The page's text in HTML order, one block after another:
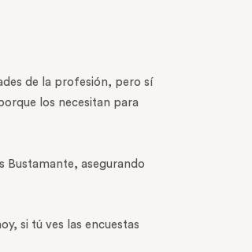
de la profesión, pero sí
los necesitan para
Bustamante, asegurando
si tú ves las encuestas